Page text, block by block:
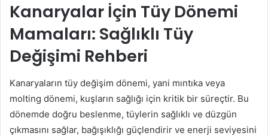
Kanaryalar İçin Tüy Dönemi
Mamaları: Sağlıklı Tüy
Değişimi Rehberi
Kanaryaların tüy değişim dönemi, yani mıntıka veya
molting dönemi, kuşların sağlığı için kritik bir süreçtir. Bu
dönemde doğru beslenme, tüylerin sağlıklı ve düzgün
çıkmasını sağlar, bağışıklığı güçlendirir ve enerji seviyesini